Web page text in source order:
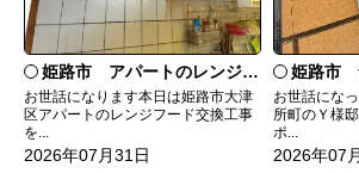
姫路市 アパートのレンジフード交換
お世話になります本日は姫路市大津
区アパートのレンジフード交換工事
を...
2026年07月31日
姫路市
お世話にな
所町のＹ様
ポ...
2026年07